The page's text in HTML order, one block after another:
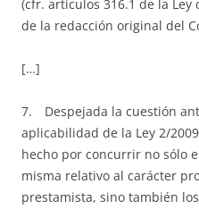
(cfr. artículos 316.1 de la
de la redacción original del
[…]
7. Despejada la cuestión
aplicabilidad de la Ley 2/
hecho por concurrir no sólo
misma relativo al carácter
prestamista, sino también